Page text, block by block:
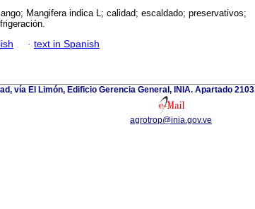
Mangifera indica L; calidad; escaldado; preservativos;
· text in Spanish
vía El Limón, Edificio Gerencia General, INIA. Apartado
agrotrop@inia.gov.ve